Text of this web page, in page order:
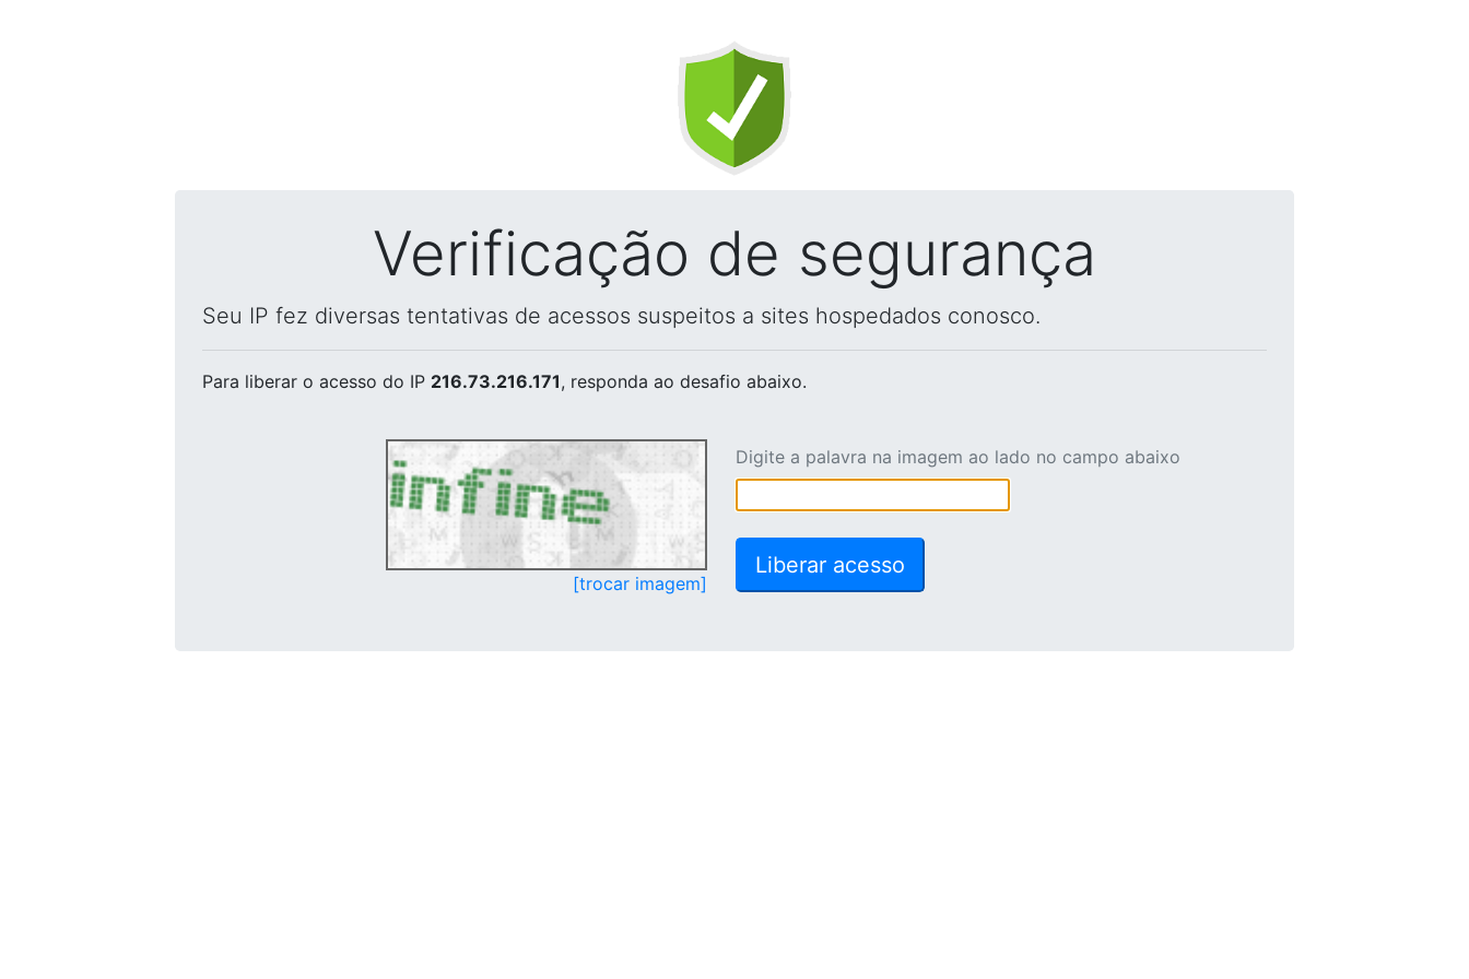
Verificação de segurança
Seu IP fez diversas tentativas de acessos suspeitos a sites hospedados conosco.
Para liberar o acesso do IP 216.73.216.171, responda ao desafio abaixo.
[trocar imagem]
Digite a palavra na imagem ao lado no campo abaixo